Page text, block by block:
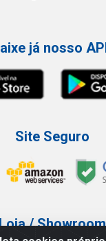
já nosso
Site Seguro
/ Showroom